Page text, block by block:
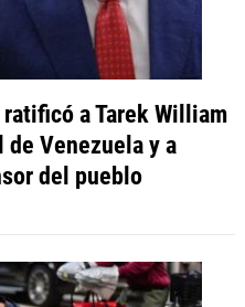
a Tarek William
de Venezuela y a
del pueblo